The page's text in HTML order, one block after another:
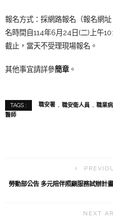
報名方式：採網路報名（報名網
名時間自114年6月24日(二)上午
截止，當天不受理現場報名。
其他事宜請詳參簡章。
TAGS : 職安署 職安衛人員 職業病
醫師
勞動部公告 多元陪伴照顧服務試辦計
NEXT